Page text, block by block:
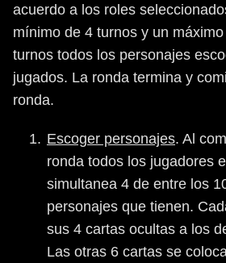
acuerdo a los roles
mínimo de 4 turnos y un
turnos todos los personajes
jugados. La ronda termina y
ronda.
Escoger personajes. Al
ronda todos los jugadores
simultanea 4 de entre los
personajes que tienen.
sus 4 cartas ocultas a los
Las otras 6 cartas se